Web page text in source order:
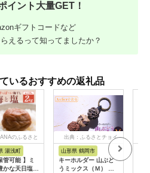
イント大量GET！
ギフトコードなど
えるって知ってましたか？
いるおすすめの返礼品
のふるさと
湯浅町
管可能 】ミ
かな天日塩だ
出典：ふるさとチョイ
山形県 鶴岡市
キーホルダー 山ぶど
うミックス（Ｍ） 山